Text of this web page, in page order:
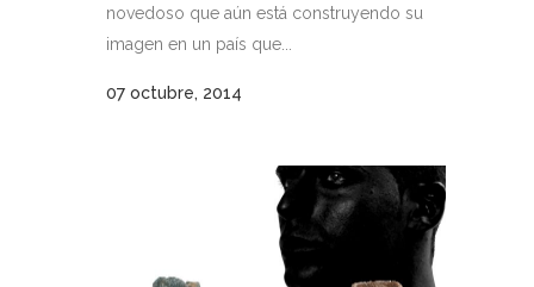
novedoso que aún está construyendo su
imagen en un país que...
07 octubre, 2014